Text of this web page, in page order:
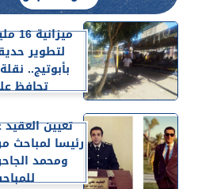
لتطوير
بأبوتيج..
تحافظ
تعيين
رئيسا لمباحث
ومحمد